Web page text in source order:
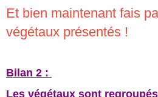
Et bien maintenant fais
végétaux présentés !
Bilan 2 :
Les végétaux sont